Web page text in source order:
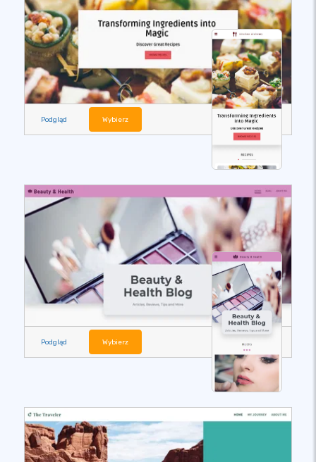
Podgląd Wybierz
Podgląd Wybierz